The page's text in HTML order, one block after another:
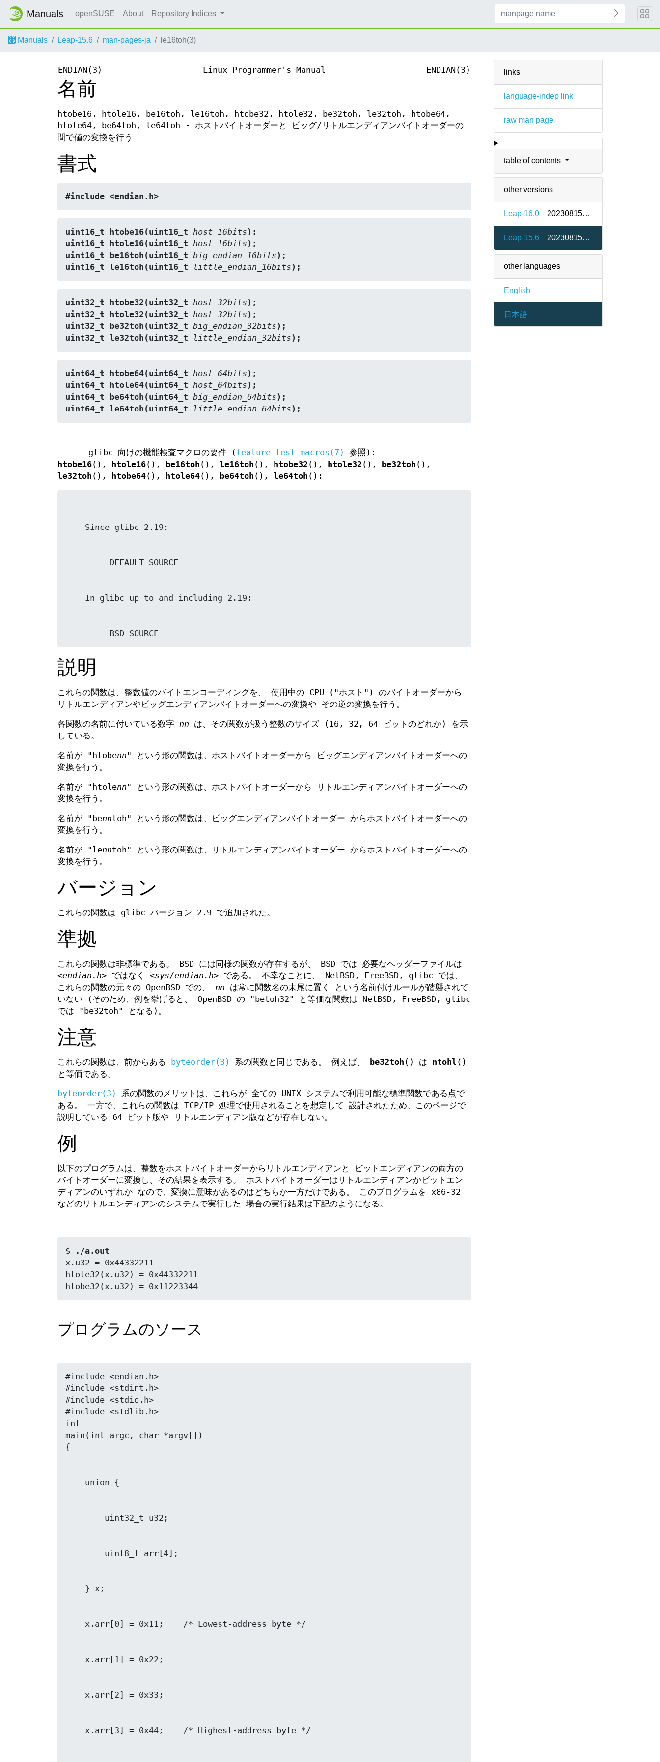
Manuals openSUSE About Repository Indices
Manuals Leap-15.6 man-pages-ja le16toh(3)
links
language-indep link
raw man page
table of contents
other versions
Leap-16.0 20230815-bp160.1.9
Leap-15.6 20230815-bp156.1.1
other languages
English
日本語
ENDIAN(3) Linux Programmer's Manual ENDIAN(3)
名前
htobe16, htole16, be16toh, le16toh, htobe32, htole32, be32toh, le32toh, htobe64,
htole64, be64toh, le64toh - ホストバイトオーダーと ビッグ/リトルエンディアンバイトオーダーの
間で値の変換を行う
書式
#include <endian.h>
uint16_t htobe16(uint16_t host_16bits );
uint16_t htole16(uint16_t host_16bits );
uint16_t be16toh(uint16_t big_endian_16bits );
uint16_t le16toh(uint16_t
little_endian_16bits );
uint32_t htobe32(uint32_t host_32bits );
uint32_t htole32(uint32_t host_32bits );
uint32_t be32toh(uint32_t big_endian_32bits );
uint32_t le32toh(uint32_t
little_endian_32bits );
uint64_t htobe64(uint64_t host_64bits );
uint64_t htole64(uint64_t host_64bits );
uint64_t be64toh(uint64_t big_endian_64bits );
uint64_t le64toh(uint64_t
little_endian_64bits );
glibc 向けの機能検査マクロの要件 (feature_test_macros(7)
参照):
htobe16(), htole16(), be16toh (), le16toh (), htobe32 (), htole32 (), be32toh (),
le32toh (), htobe64(), htole64(), be64toh (), le64toh ():
        _BSD_SOURCE
説明
これらの関数は、整数値のバイトエンコーディングを、 使用中の CPU ("ホスト") のバイトオーダーから
リトルエンディアンやビッグエンディアンバイトオーダーへの変換や その逆の変換を行う。
各関数の名前に付いている数字 nn は、その関数が扱う整数のサイズ (16, 32, 64 ビットのどれか) を示
している。
名前が "htobenn" という形の関数は、ホストバイトオーダーから ビッグエンディアンバイトオーダーへの
変換を行う。
名前が "htolenn" という形の関数は、ホストバイトオーダーから リトルエンディアンバイトオーダーへの
変換を行う。
名前が "benntoh" という形の関数は、ビッグエンディアンバイトオーダー からホストバイトオーダーへの
変換を行う。
名前が "lenntoh" という形の関数は、リトルエンディアンバイトオーダー からホストバイトオーダーへの
変換を行う。
バージョン
これらの関数は glibc バージョン 2.9 で追加された。
準拠
これらの関数は非標準である。 BSD には同様の関数が存在するが、 BSD では 必要なヘッダーファイルは
<endian.h> ではなく <sys/endian.h> である。 不幸なことに、 NetBSD, FreeBSD, glibc では、
これらの関数の元々の OpenBSD での、 nn は常に関数名の末尾に置く という名前付けルールが踏襲されて
いない (そのため、例を挙げると、 OpenBSD の "betoh32" と等価な関数は NetBSD, FreeBSD, glibc
では "be32toh" となる)。
注意
これらの関数は、前からある byteorder(3) 系の関数と同じである。 例えば、 be32toh () は ntohl ()
と等価である。
byteorder(3)
系の関数のメリットは、これらが 全ての UNIX システムで利用可能な標準関数である点で
ある。 一方で、これらの関数は TCP/IP 処理で使用されることを想定して 設計されたため、このページで
説明している 64 ビット版や リトルエンディアン版などが存在しない。
例
以下のプログラムは、整数をホストバイトオーダーからリトルエンディアンと ビットエンディアンの両方の
バイトオーダーに変換し、その結果を表示する。 ホストバイトオーダーはリトルエンディアンかビットエン
ディアンのいずれか なので、変換に意味があるのはどちらか一方だけである。 このプログラムを x86-32
などのリトルエンディアンのシステムで実行した 場合の実行結果は下記のようになる。
$
./a.out
x.u32 = 0x44332211
htole32(x.u32) = 0x44332211
プログラムのソース
#include <endian.h>
#include <stdint.h>
#include <stdio.h>
#include <stdlib.h>
int
main(int argc, char *argv[])